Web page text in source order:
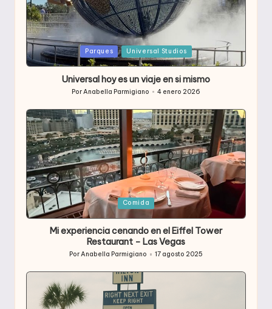
Publicada
en
Parques Universal Studios
Universal hoy es un viaje en si mismo
Publicado
PorAnabella Parmigiano 4 enero 2026
Publicada
en
Comida
Mi experiencia cenando en el Eiffel Tower
Restaurant – Las Vegas
Publicado
por
PorAnabella Parmigiano 17 agosto 2025